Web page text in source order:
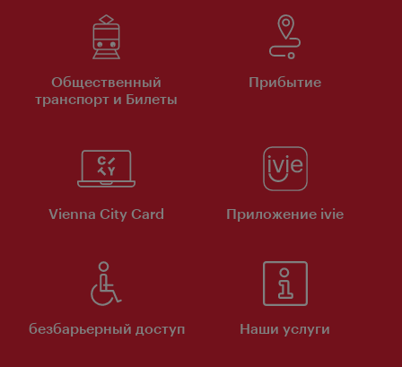
Общественный
транспорт и Билеты
Прибытие
Vienna City Card Приложение ivie
безбарьерный доступ Наши услуги